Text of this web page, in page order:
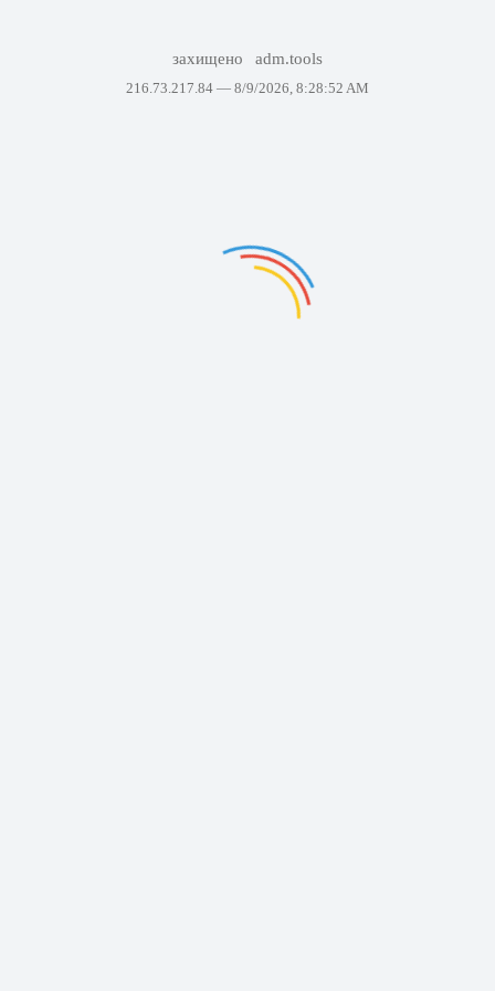
захищено adm.tools
216.73.217.84 — 8/9/2026, 8:28:52 AM